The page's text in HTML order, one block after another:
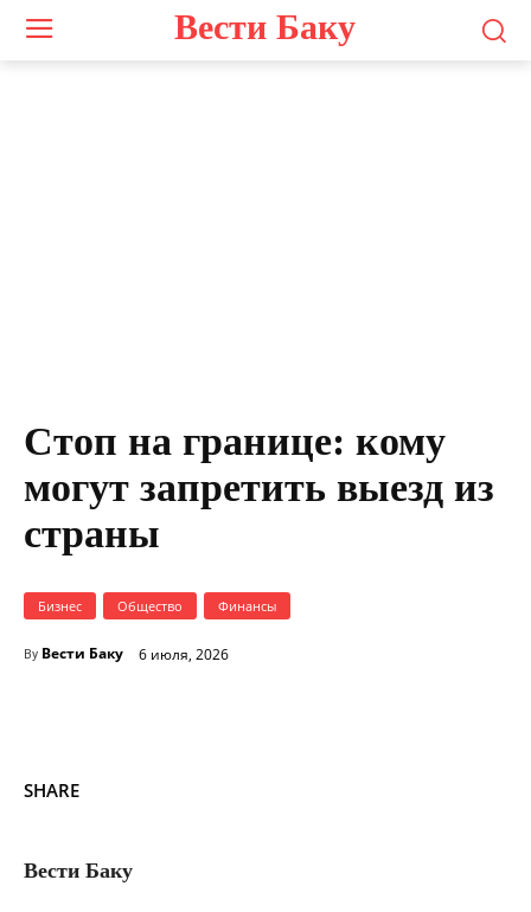
Вести Баку
Стоп на границе: кому
могут запретить выезд из
страны
Бизнес Общество Финансы
By Вести Баку 6 июля, 2026
SHARE
Вести Баку